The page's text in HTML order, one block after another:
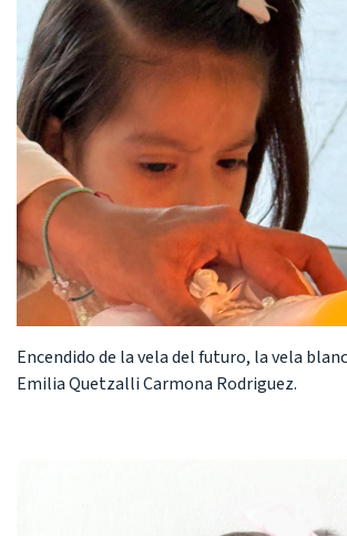
Encendido de la vela del futuro, la vela
Emilia Quetzalli Carmona Rodriguez.